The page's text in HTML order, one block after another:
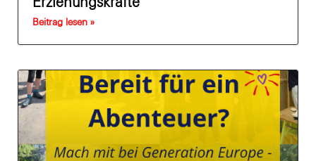
Beitrag lesen »